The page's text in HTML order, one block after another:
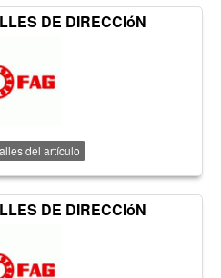
DE DIRECCIóN
del artículo
DE DIRECCIóN